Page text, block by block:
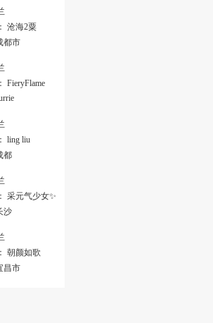
沧海2粟
都市
FieryFlame
ling liu
都
采元气少女✨
沙
朝颜如歌
昌市